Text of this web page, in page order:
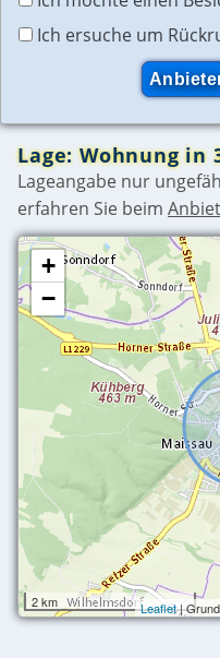
Ich ersuche um
Lage: Wohnung in
Lageangabe nur
erfahren Sie beim
+
−
2 km Leaflet|